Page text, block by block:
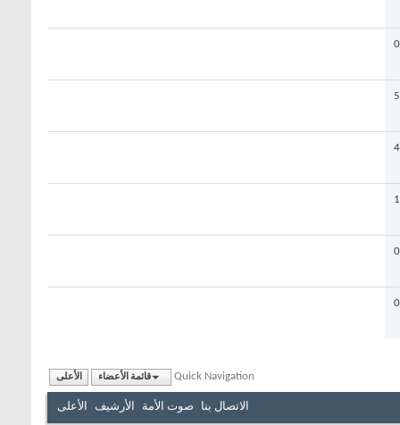
0
5
4
1
0
0
Quick Navigation قائمة الأعضاء الأعلى
الاتصال بنا صوت الأمة الأرشيف الأعلى